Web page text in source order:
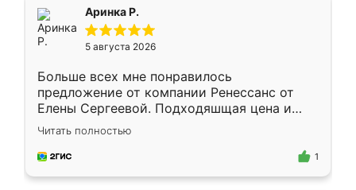
Аринка Р.
5 августа 2026
Больше всех мне понравилось
предложение от компании Ренессанс от
Елены Сергеевой. Подходяшщая цена и
короткие сроки изготовления. Приехавший
для замера сотрудник Владислав
предложил по моему эскизу самый
Читать полностью
1